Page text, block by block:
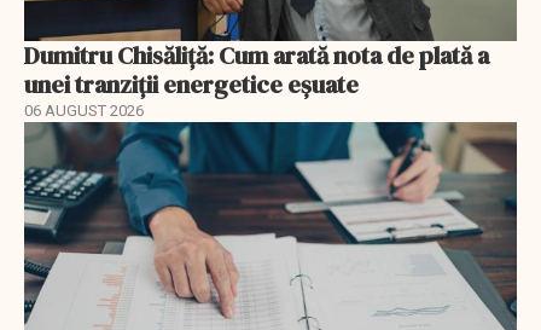
Dumitru Chisăliță: Cum arată nota de plată a
unei tranziții energetice eșuate
06 AUGUST 2026